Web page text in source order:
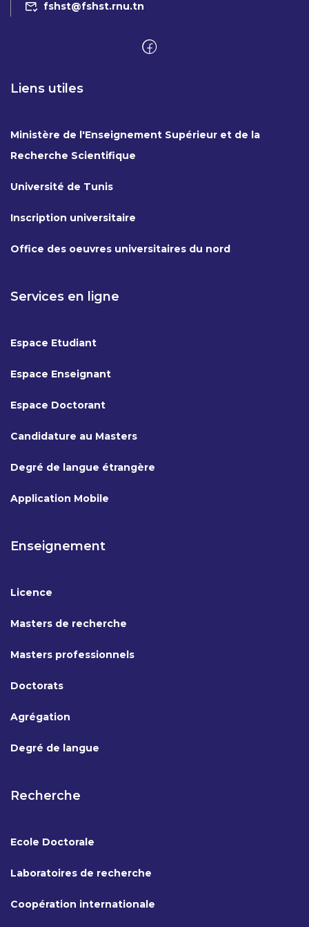
fshst@fshst.rnu.tn
Liens utiles
Ministère de l'Enseignement Supérieur et de la
Recherche Scientifique
Université de Tunis
Inscription universitaire
Office des oeuvres universitaires du nord
Services en ligne
Espace Etudiant
Espace Enseignant
Espace Doctorant
Candidature au Masters
Degré de langue étrangère
Application Mobile
Enseignement
Licence
Masters de recherche
Masters professionnels
Doctorats
Agrégation
Degré de langue
Recherche
Ecole Doctorale
Laboratoires de recherche
Coopération internationale